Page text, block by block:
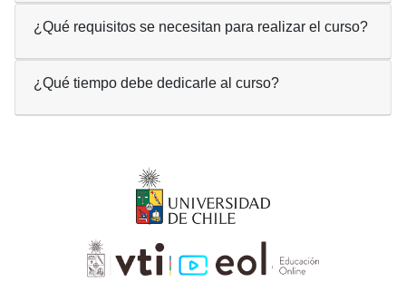
¿Qué requisitos se necesitan para realizar el curso?
¿Qué tiempo debe dedicarle al curso?